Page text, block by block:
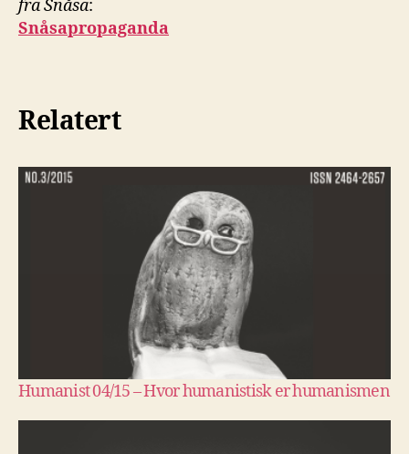
fra Snåsa:
Snåsapropaganda
Relatert
Humanist 04/15 – Hvor humanistisk er humanismen